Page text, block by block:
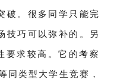
破。很多同学只能完
技巧可以弥补的。另
要求较高。它的考察
同类型大学生竞赛，